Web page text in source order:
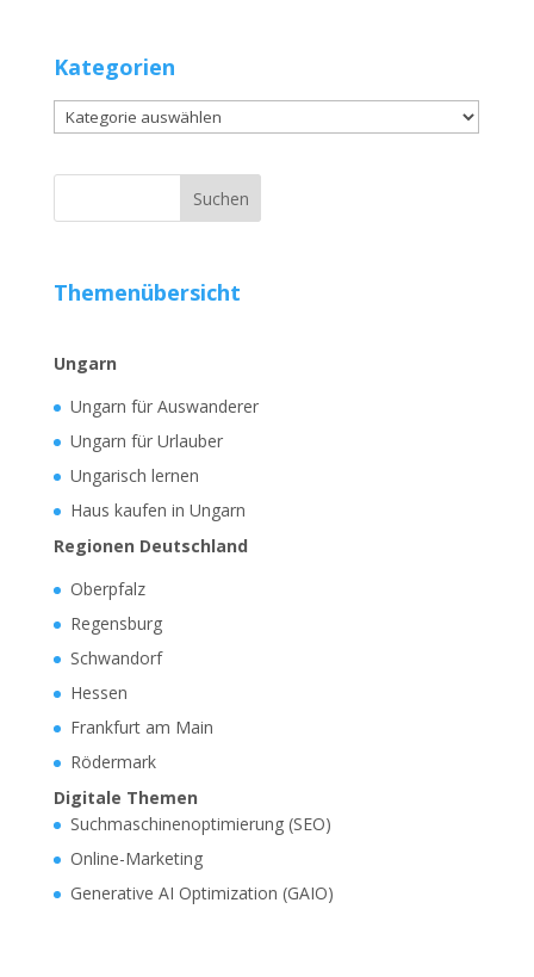
Kategorien
Kategorien
Themenübersicht
Ungarn
Ungarn für Auswanderer
Ungarn für Urlauber
Ungarisch lernen
Haus kaufen in Ungarn
Regionen Deutschland
Oberpfalz
Regensburg
Schwandorf
Hessen
Frankfurt am Main
Rödermark
Digitale Themen
Suchmaschinenoptimierung (SEO)
Online-Marketing
Generative AI Optimization (GAIO)